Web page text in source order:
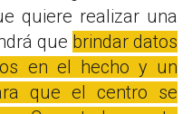
quiere realizar una
que brindar datos
en el hecho y un
que el centro se